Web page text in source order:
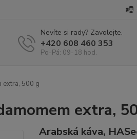
Nevíte si rady? Zavolejte.
+420 608 460 353
Po-Pá: 09-18 hod.
extra, 500 g
extra,
Arabská káva,